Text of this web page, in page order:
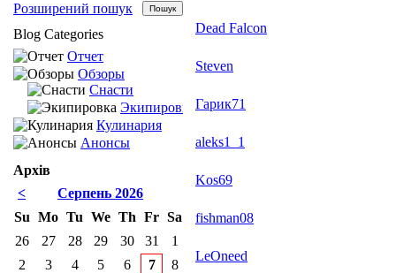
Dead Falcon
Steven
Гарик71
aleks1_1
Kos69
fishman08
LeOneed
Розширений пошук
Blog Categories
Отчет
Обзоры
Снасти
Экипировка
Кулинария
Анонсы
Архів
<
Серпень 2026
Su Mo Tu We Th Fr Sa
26
27 28 29 30 31
1
2
3 4 5 6 7
8